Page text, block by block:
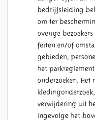
bedrijfsleiding
om ter
overige
feiten en/of
gebieden,
het
onderzoeken. Het
verwijdering uit
ingevolge het